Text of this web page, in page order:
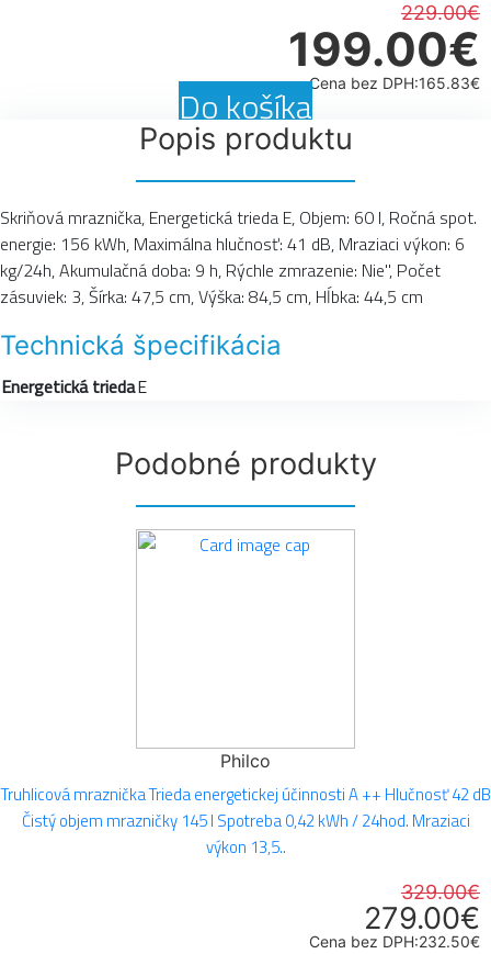
229.00€
199.00€
Cena bez DPH:165.83€
Do košíka
Popis produktu
Skriňová mraznička, Energetická trieda E, Objem: 60 l, Ročná spot.
energie: 156 kWh, Maximálna hlučnosť: 41 dB, Mraziaci výkon: 6
kg/24h, Akumulačná doba: 9 h, Rýchle zmrazenie: Nie", Počet
zásuviek: 3, Šírka: 47,5 cm, Výška: 84,5 cm, Hĺbka: 44,5 cm
Technická špecifikácia
Energetická triedaE
Podobné produkty
Philco
Truhlicová mraznička Trieda energetickej účinnosti A ++ Hlučnosť 42 dB
Čistý objem mrazničky 145 l Spotreba 0,42 kWh / 24hod. Mraziaci
výkon 13,5..
329.00€
279.00€
Cena bez DPH:232.50€